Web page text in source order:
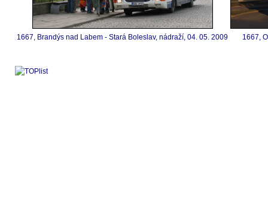
1667, Brandýs nad Labem - Stará Boleslav, nádraží, 04. 05. 2009 1667,